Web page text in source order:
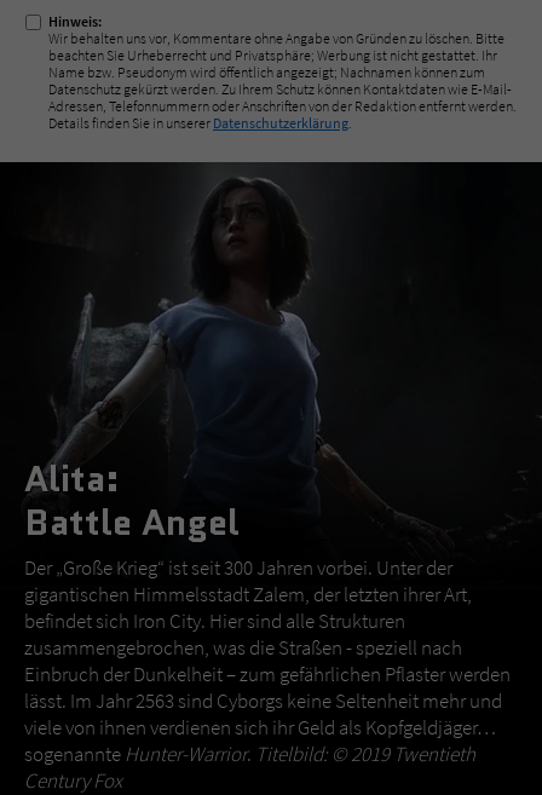
Hinweis:
Wir behalten uns vor, Kommentare ohne Angabe von Gründen zu löschen. Bitte
beachten Sie Urheberrecht und Privatsphäre; Werbung ist nicht gestattet. Ihr
Name bzw. Pseudonym wird öffentlich angezeigt; Nachnamen können zum
Datenschutz gekürzt werden. Zu Ihrem Schutz können Kontaktdaten wie E-Mail-
Adressen, Telefonnummern oder Anschriften von der Redaktion entfernt werden.
Details finden Sie in unserer Datenschutzerklärung
Alita:
Battle Angel
Der „Große Krieg“ ist seit 300 Jahren vorbei. Unter der
gigantischen Himmelsstadt Zalem, der letzten ihrer Art,
befindet sich Iron City. Hier sind alle Strukturen
zusammengebrochen, was die Straßen - speziell nach
Einbruch der Dunkelheit – zum gefährlichen Pflaster werden
lässt. Im Jahr 2563 sind Cyborgs keine Seltenheit mehr und
viele von ihnen verdienen sich ihr Geld als Kopfgeldjäger…
sogenannte Hunter-Warrior. Titelbild: © 2019 Twentieth
Century Fox